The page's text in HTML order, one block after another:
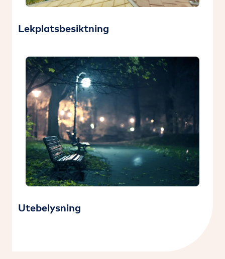
Lekplatsbesiktning
Utebelysning